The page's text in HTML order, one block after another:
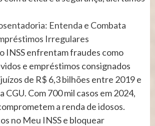
Entenda e Combata
Irregulares
INSS enfrentam fraudes como
e empréstimos consignados
de R$ 6,3 bilhões entre 2019 e
CGU. Com 700 mil casos em 2024,
a renda de idosos.
no Meu INSS e bloquear